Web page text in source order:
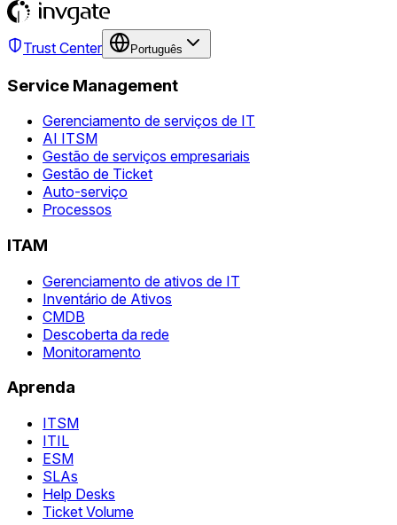
Trust Center Português
Service Management
Gerenciamento de serviços de IT
AI ITSM
Gestão de serviços empresariais
Gestão de Ticket
Auto-serviço
Processos
ITAM
Gerenciamento de ativos de IT
Inventário de Ativos
CMDB
Descoberta da rede
Monitoramento
Aprenda
ITSM
ITIL
ESM
SLAs
Help Desks
Ticket Volume